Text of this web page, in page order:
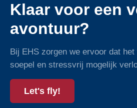
Klaar voor een
avontuur?
Bij EHS zorgen we ervoor dat
soepel en stressvrij mogelijk
Let's fly!